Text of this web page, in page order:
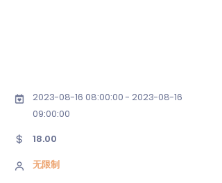
2023-08-16 08:00:00 - 2023-08-16
09:00:00
18.00
无限制